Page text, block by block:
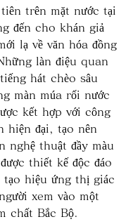
trên mặt nước tại
đến cho khán giả
lạ về văn hóa đồng
làn điệu quan
hát chèo sâu
màn múa rối nước
kết hợp với công
hiện đại, tạo nên
nghệ thuật đầy màu
thiết kế độc đáo
tạo hiệu ứng thị giác
xem vào một
chất Bắc Bộ.